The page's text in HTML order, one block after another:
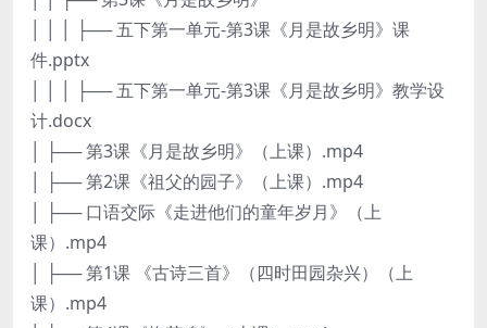
│ │ │ ├── 五下第一单元-第3课《月是故乡明》课
件.pptx
│ │ │ ├── 五下第一单元-第3课《月是故乡明》教学设
计.docx
│ ├── 第3课《月是故乡明》（上课）.mp4
│ ├── 第2课《祖父的园子》（上课）.mp4
│ ├── 口语交际《走进他们的童年岁月》（上
课）.mp4
│ ├── 第1课 《古诗三首》（四时田园杂兴）（上
课）.mp4